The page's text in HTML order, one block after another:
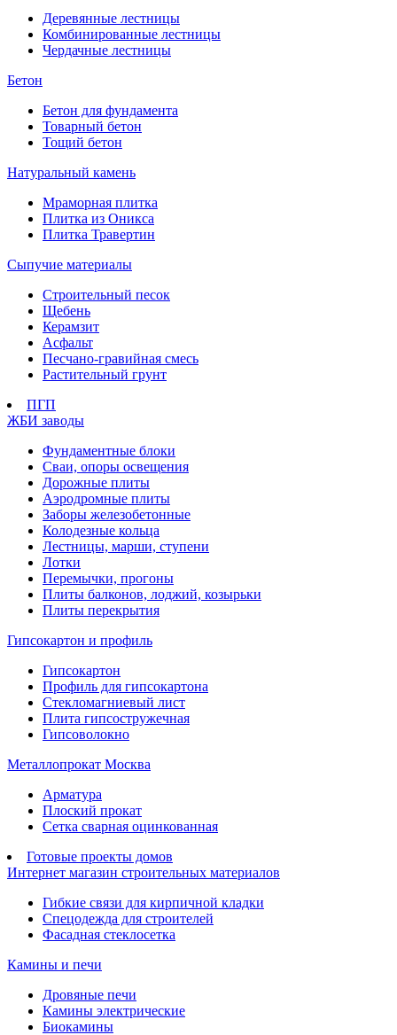
Деревянные лестницы
Комбинированные лестницы
Чердачные лестницы
Бетон
Бетон для фундамента
Товарный бетон
Тощий бетон
Натуральный камень
Мраморная плитка
Плитка из Оникса
Плитка Травертин
Сыпучие материалы
Строительный песок
Щебень
Керамзит
Асфальт
Песчано-гравийная смесь
Растительный грунт
ПГП
ЖБИ заводы
Фундаментные блоки
Сваи, опоры освещения
Дорожные плиты
Аэродромные плиты
Заборы железобетонные
Колодезные кольца
Лестницы, марши, ступени
Лотки
Перемычки, прогоны
Плиты балконов, лоджий, козырьки
Плиты перекрытия
Гипсокартон и профиль
Гипсокартон
Профиль для гипсокартона
Стекломагниевый лист
Плита гипсостружечная
Гипсоволокно
Металлопрокат Москва
Арматура
Плоский прокат
Сетка сварная оцинкованная
Готовые проекты домов
Интернет магазин строительных материалов
Гибкие связи для кирпичной кладки
Спецодежда для строителей
Фасадная стеклосетка
Камины и печи
Дровяные печи
Камины электрические
Биокамины